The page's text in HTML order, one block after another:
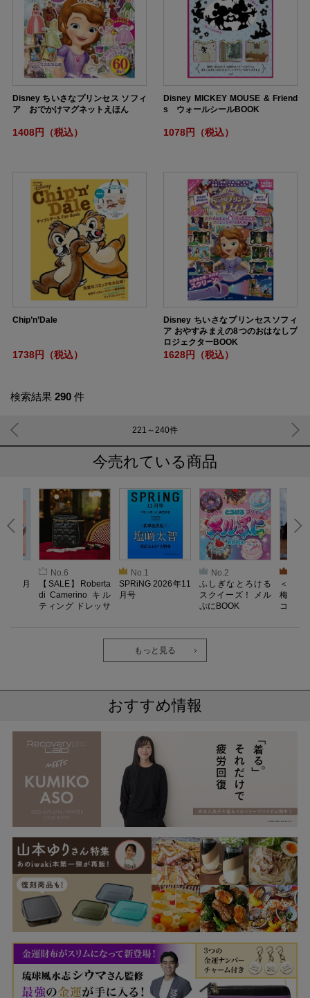
Disney ちいさなプリンセス ソフィ
ア おでかけマグネットえほん
1408円（税込）
Disney MICKEY MOUSE & Friend
s ウォールシールBOOK
1078円（税込）
Chip’n’Dale
1738円（税込）
Disney ちいさなプリンセスソフィ
ア おやすみまえの8つのおはなしプ
ロジェクターBOOK
1628円（税込）
検索結果 290 件
221～240件
今売れている商品
年9月
No.6
【SALE】Roberta
di Camerino キル
ティング ドレッサ
No.1
SPRiNG 2026年11
月号
No.2
ふしぎなとろける
スクイーズ！ メル
ぷにBOOK
＜
梅があ
コンポ
もっと見る
おすすめ情報